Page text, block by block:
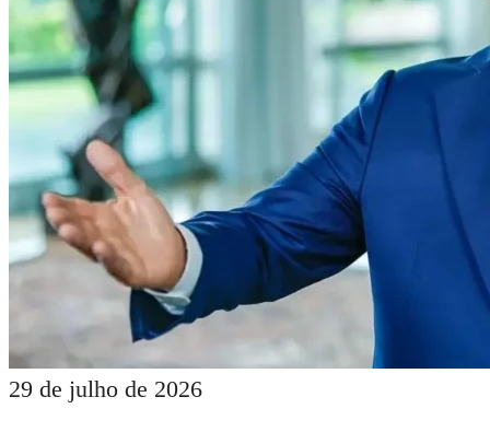
29 de julho de 2026